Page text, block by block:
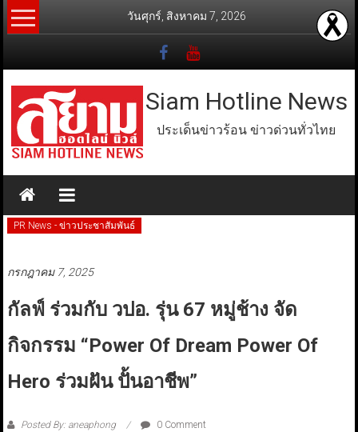
Skip
to
วันศุกร์, สิงหาคม 7, 2026
Siam Hotline News
ประเด็นข่าวร้อน ข่าวด่วนทั่วไทย
PR News - ข่าวประชาสัมพันธ์
กรกฎาคม 7, 2025
กัลฟ์ ร่วมกับ วปอ. รุ่น 67 หมู่ช้าง จัด
กิจกรรม “Power Of Dream Power Of
Hero ร่วมฝัน ปั้นอาชีพ”
Posted By: aneaphong 0 Comment